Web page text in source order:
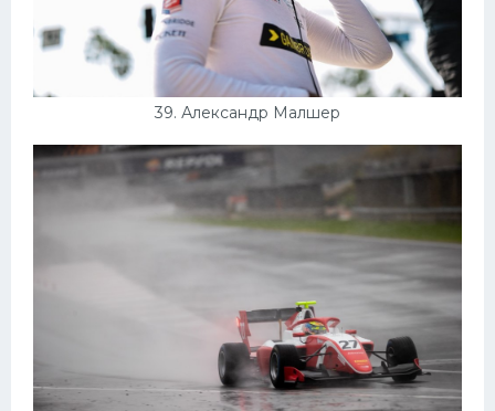
39. Александр Малшер